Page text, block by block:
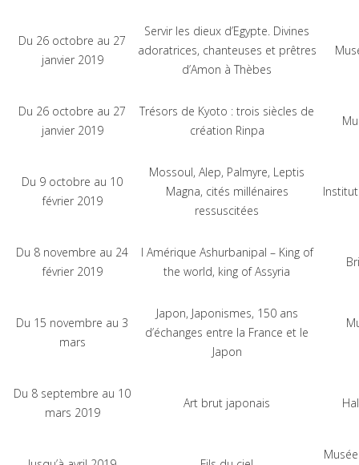
Du 26 octobre au 27
janvier 2019
Servir les dieux d’Egypte. Divines
adoratrices, chanteuses et prêtres
d’Amon à Thèbes
Du 26 octobre au 27
janvier 2019
Trésors de Kyoto : trois siècles de
création Rinpa
Du 9 octobre au 10
février 2019
Mossoul, Alep, Palmyre, Leptis
Magna, cités millénaires
ressuscitées
Du 8 novembre au 24
février 2019
I Amérique Ashurbanipal – King of
the world, king of Assyria
Du 15 novembre au 3
mars
Japon, Japonismes, 150 ans
d’échanges entre la France et le
Japon
Du 8 septembre au 10
mars 2019
Art brut japonais